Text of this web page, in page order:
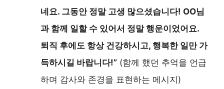
네요. 그동안 정말 고생 많으셨습니다! OO님
과 함께 일할 수 있어서 정말 행운이었어요.
퇴직 후에도 항상 건강하시고, 행복한 일만 가
득하시길 바랍니다!” (함께 했던 추억을 언급
하며 감사와 존경을 표현하는 메시지)